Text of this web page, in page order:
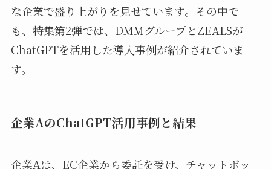
な企業で盛り上がりを見せています。その中で
も、特集第2弾では、DMMグループとZEALSが
ChatGPTを活用した導入事例が紹介されていま
す。
企業AのChatGPT活用事例と結果
企業Aは、EC企業から委託を受け、チャットボッ